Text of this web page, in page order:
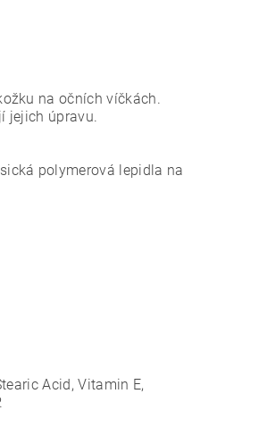
na očních víčkách.
jejich úpravu.
polymerová lepidla na
Acid, Vitamin E,